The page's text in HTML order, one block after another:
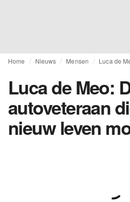
Home Nieuws Mensen
Luca de Meo:
autoveteraan
nieuw leven